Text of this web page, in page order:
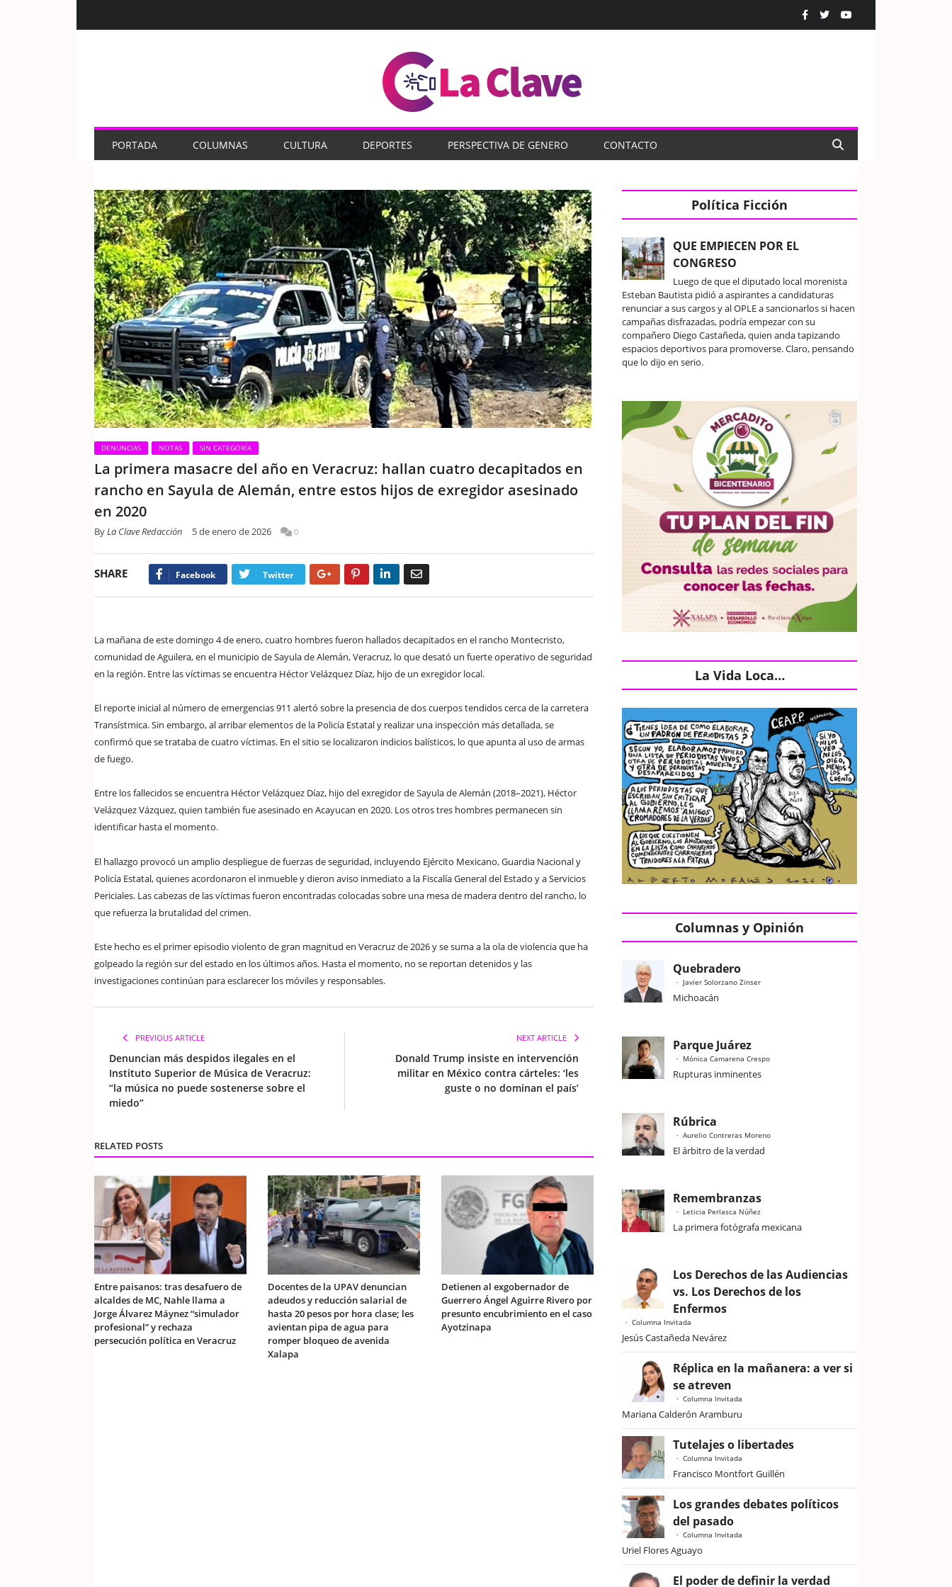
PORTADA COLUMNAS CULTURA DEPORTES PERSPECTIVA DE GENERO CONTACTO
DENUNCIAS NOTAS SIN CATEGORÍA
La primera masacre del año en Veracruz: hallan cuatro decapitados en
rancho en Sayula de Alemán, entre estos hijos de exregidor asesinado
en 2020
ByLa Clave Redacción 5 de enero de 2026 0
SHARE Facebook Twitter Google+ Pinterest LinkedIn
La mañana de este domingo 4 de enero, cuatro hombres fueron hallados decapitados en el rancho Montecristo,
comunidad de Aguilera, en el municipio de Sayula de Alemán, Veracruz, lo que desató un fuerte operativo de seguridad
en la región. Entre las víctimas se encuentra Héctor Velázquez Díaz, hijo de un exregidor local.
El reporte inicial al número de emergencias 911 alertó sobre la presencia de dos cuerpos tendidos cerca de la carretera
Transístmica. Sin embargo, al arribar elementos de la Policía Estatal y realizar una inspección más detallada, se
confirmó que se trataba de cuatro víctimas. En el sitio se localizaron indicios balísticos, lo que apunta al uso de armas
de fuego.
Entre los fallecidos se encuentra Héctor Velázquez Díaz, hijo del exregidor de Sayula de Alemán (2018–2021), Héctor
Velázquez Vázquez, quien también fue asesinado en Acayucan en 2020. Los otros tres hombres permanecen sin
identificar hasta el momento.
El hallazgo provocó un amplio despliegue de fuerzas de seguridad, incluyendo Ejército Mexicano, Guardia Nacional y
Policía Estatal, quienes acordonaron el inmueble y dieron aviso inmediato a la Fiscalía General del Estado y a Servicios
Periciales. Las cabezas de las víctimas fueron encontradas colocadas sobre una mesa de madera dentro del rancho, lo
que refuerza la brutalidad del crimen.
Este hecho es el primer episodio violento de gran magnitud en Veracruz de 2026 y se suma a la ola de violencia que ha
golpeado la región sur del estado en los últimos años. Hasta el momento, no se reportan detenidos y las
investigaciones continúan para esclarecer los móviles y responsables.
PREVIOUS ARTICLE
Denuncian más despidos ilegales en el
Instituto Superior de Música de Veracruz:
“la música no puede sostenerse sobre el
miedo”
NEXT ARTICLE
Donald Trump insiste en intervención
militar en México contra cárteles: ‘les
guste o no dominan el país’
RELATED POSTS
Entre paisanos: tras desafuero de
alcaldes de MC, Nahle llama a
Jorge Álvarez Máynez “simulador
profesional” y rechaza
persecución política en Veracruz
Docentes de la UPAV denuncian
adeudos y reducción salarial de
hasta 20 pesos por hora clase; les
avientan pipa de agua para
romper bloqueo de avenida
Xalapa
Detienen al exgobernador de
Guerrero Ángel Aguirre Rivero por
presunto encubrimiento en el caso
Ayotzinapa
Política Ficción
QUE EMPIECEN POR EL
CONGRESO
Luego de que el diputado local morenista
Esteban Bautista pidió a aspirantes a candidaturas
renunciar a sus cargos y al OPLE a sancionarlos si hacen
campañas disfrazadas, podría empezar con su
compañero Diego Castañeda, quien anda tapizando
espacios deportivos para promoverse. Claro, pensando
que lo dijo en serio.
La Vida Loca…
Columnas y Opinión
Quebradero
Javier Solorzano Zinser
Michoacán
Parque Juárez
Mónica Camarena Crespo
Rupturas inminentes
Rúbrica
Aurelio Contreras Moreno
El árbitro de la verdad
Remembranzas
Leticia Perlasca Núñez
La primera fotógrafa mexicana
Los Derechos de las Audiencias
vs. Los Derechos de los
Enfermos
Columna Invitada
Jesús Castañeda Nevárez
Réplica en la mañanera: a ver si
se atreven
Columna Invitada
Mariana Calderón Aramburu
Tutelajes o libertades
Columna Invitada
Francisco Montfort Guillén
Los grandes debates políticos
del pasado
Columna Invitada
Uriel Flores Aguayo
El poder de definir la verdad